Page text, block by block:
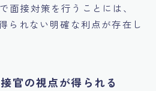
面接対策を行うことには、
られない明確な利点が存在し
官の視点が得られる